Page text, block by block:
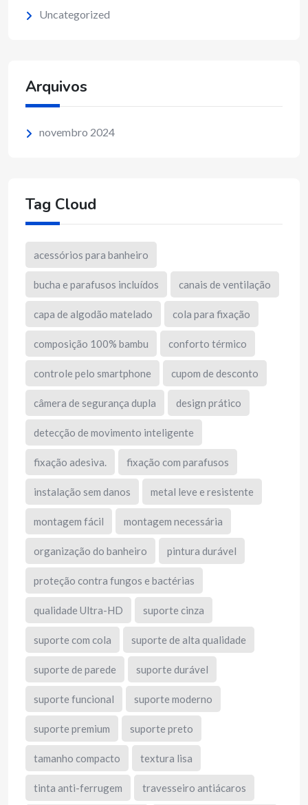
Uncategorized
Arquivos
novembro 2024
Tag Cloud
acessórios para banheiro
bucha e parafusos incluídos canais de ventilação
capa de algodão matelado cola para fixação
composição 100% bambu conforto térmico
controle pelo smartphone cupom de desconto
câmera de segurança dupla design prático
detecção de movimento inteligente
fixação adesiva. fixação com parafusos
instalação sem danos metal leve e resistente
montagem fácil montagem necessária
organização do banheiro pintura durável
proteção contra fungos e bactérias
qualidade Ultra-HD suporte cinza
suporte com cola suporte de alta qualidade
suporte de parede suporte durável
suporte funcional suporte moderno
suporte premium suporte preto
tamanho compacto textura lisa
tinta anti-ferrugem travesseiro antiácaros